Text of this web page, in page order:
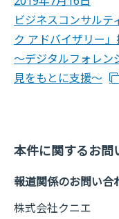
ビジネスコンサル
ク アドバイザリー
～デジタルフォレン
見をもとに支援～
本件に関するお問
報道関係のお問い合
株式会社クニエ